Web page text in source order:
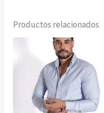
Productos relacionados